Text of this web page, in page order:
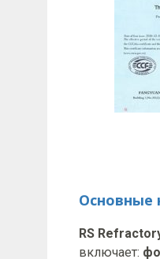
Основные
RS
включает: